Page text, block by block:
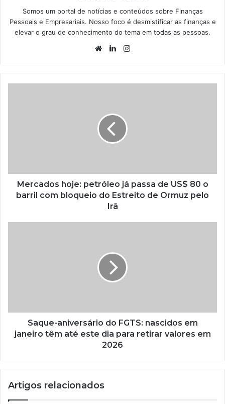
Somos um portal de notícias e conteúdos sobre Finanças
Pessoais e Empresariais. Nosso foco é desmistificar as finanças e
elevar o grau de conhecimento do tema em todas as pessoas.
WebsiteLinkedin
Mercados hoje: petróleo já passa de US$ 80 o
barril com bloqueio do Estreito de Ormuz pelo
Irã
Saque-aniversário do FGTS: nascidos em
janeiro têm até este dia para retirar valores em
2026
Artigos relacionados